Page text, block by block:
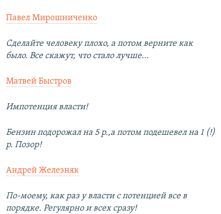
Павел Мирошниченко
Сделайте человеку плохо, а потом верните как
было. Все скажут, что стало лучше...
Матвей Быстров
Импотенция власти!
Бензин подорожал на 5 р.,а потом подешевел на 1 (!)
р. Позор!
Андрей Железняк
По-моему, как раз у власти с потенцией все в
порядке. Регулярно и всех сразу!